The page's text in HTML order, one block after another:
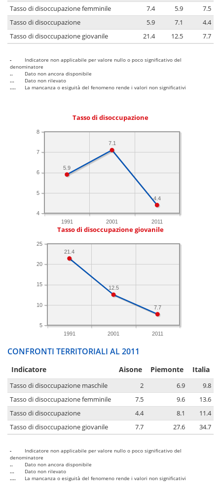
Tasso di disoccupazione femminile
7.4 5.9
7.5
Tasso di disoccupazione
5.9 7.1
4.4
Tasso di disoccupazione giovanile
21.4 12.5 7.7
-
Indicatore non applicabile per valore nullo o poco significativo del
denominatore
..
Dato non ancora disponibile
...
Dato non rilevato
....
La mancanza o esiguità del fenomeno rende i valori non significativi
Tasso di disoccupazione
1991 2001 2011
4
5
6
7
8
4.4
7.1
5.9
Tasso di disoccupazione giovanile
1991 2001 2011
5
10
15
20
25
7.7
12.5
21.4
CONFRONTI TERRITORIALI AL 2011
Indicatore Aisone Piemonte Italia
Tasso di disoccupazione maschile 2 6.9
9.8
Tasso di disoccupazione femminile
7.5 9.6
13.6
Tasso di disoccupazione
4.4 8.1
11.4
Tasso di disoccupazione giovanile
7.7 27.6 34.7
-
Indicatore non applicabile per valore nullo o poco significativo del
denominatore
..
Dato non ancora disponibile
...
Dato non rilevato
....
La mancanza o esiguità del fenomeno rende i valori non significativi